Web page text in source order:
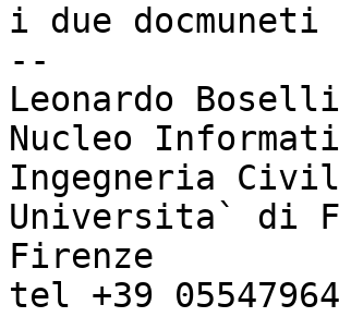
i due
--
Leonardo Boselli
Nucleo
Ingegneria
Universita` di
Firenze
tel +39